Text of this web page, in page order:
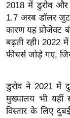
श
ख्सि
य
त
ग
इं
डि
2018 में डुरोव और
1.7 अरब डॉलर
कारण यह प्रोजेक्ट
बढ़ती रही। 2022 में
फीचर्स जोड़े गए,
डुरोव ने 2021 में
मुख्यालय भी यहीं
विस्तार के लिए